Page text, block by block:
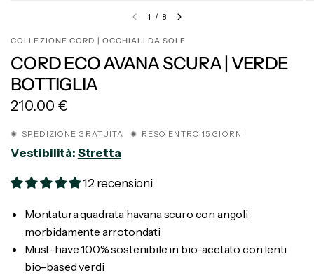
1 / 8
COLLEZIONE CORD | OCCHIALI DA SOLE
CORD ECO AVANA SCURA | VERDE
BOTTIGLIA
210.00 €
✺ SPEDIZIONE GRATUITA ✺ RESO ENTRO 15 GIORNI
Vestibilità: Stretta
12 recensioni
Montatura quadrata havana scuro con angoli
morbidamente arrotondati
Must-have 100% sostenibile in bio-acetato con lenti
bio-based verdi